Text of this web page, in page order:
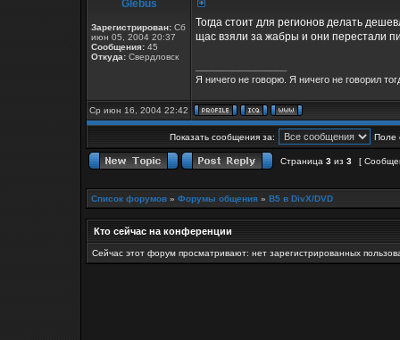
Glebus
Зарегистрирован: Сб
июн 05, 2004 20:37
Сообщения: 45
Откуда: Свердловск
Тогда стоит для регионов делать
щас взяли за жабры и они перестали
Я ничего не говорю. Я ничего не говорил
Ср июн 16, 2004 22:42
Показать сообщения за: Поле
Страница 3 из 3 [
Список форумов » Форумы общения » B5 в DivX/DVD
Кто сейчас на конференции
Сейчас этот форум просматривают: нет зарегистрированных